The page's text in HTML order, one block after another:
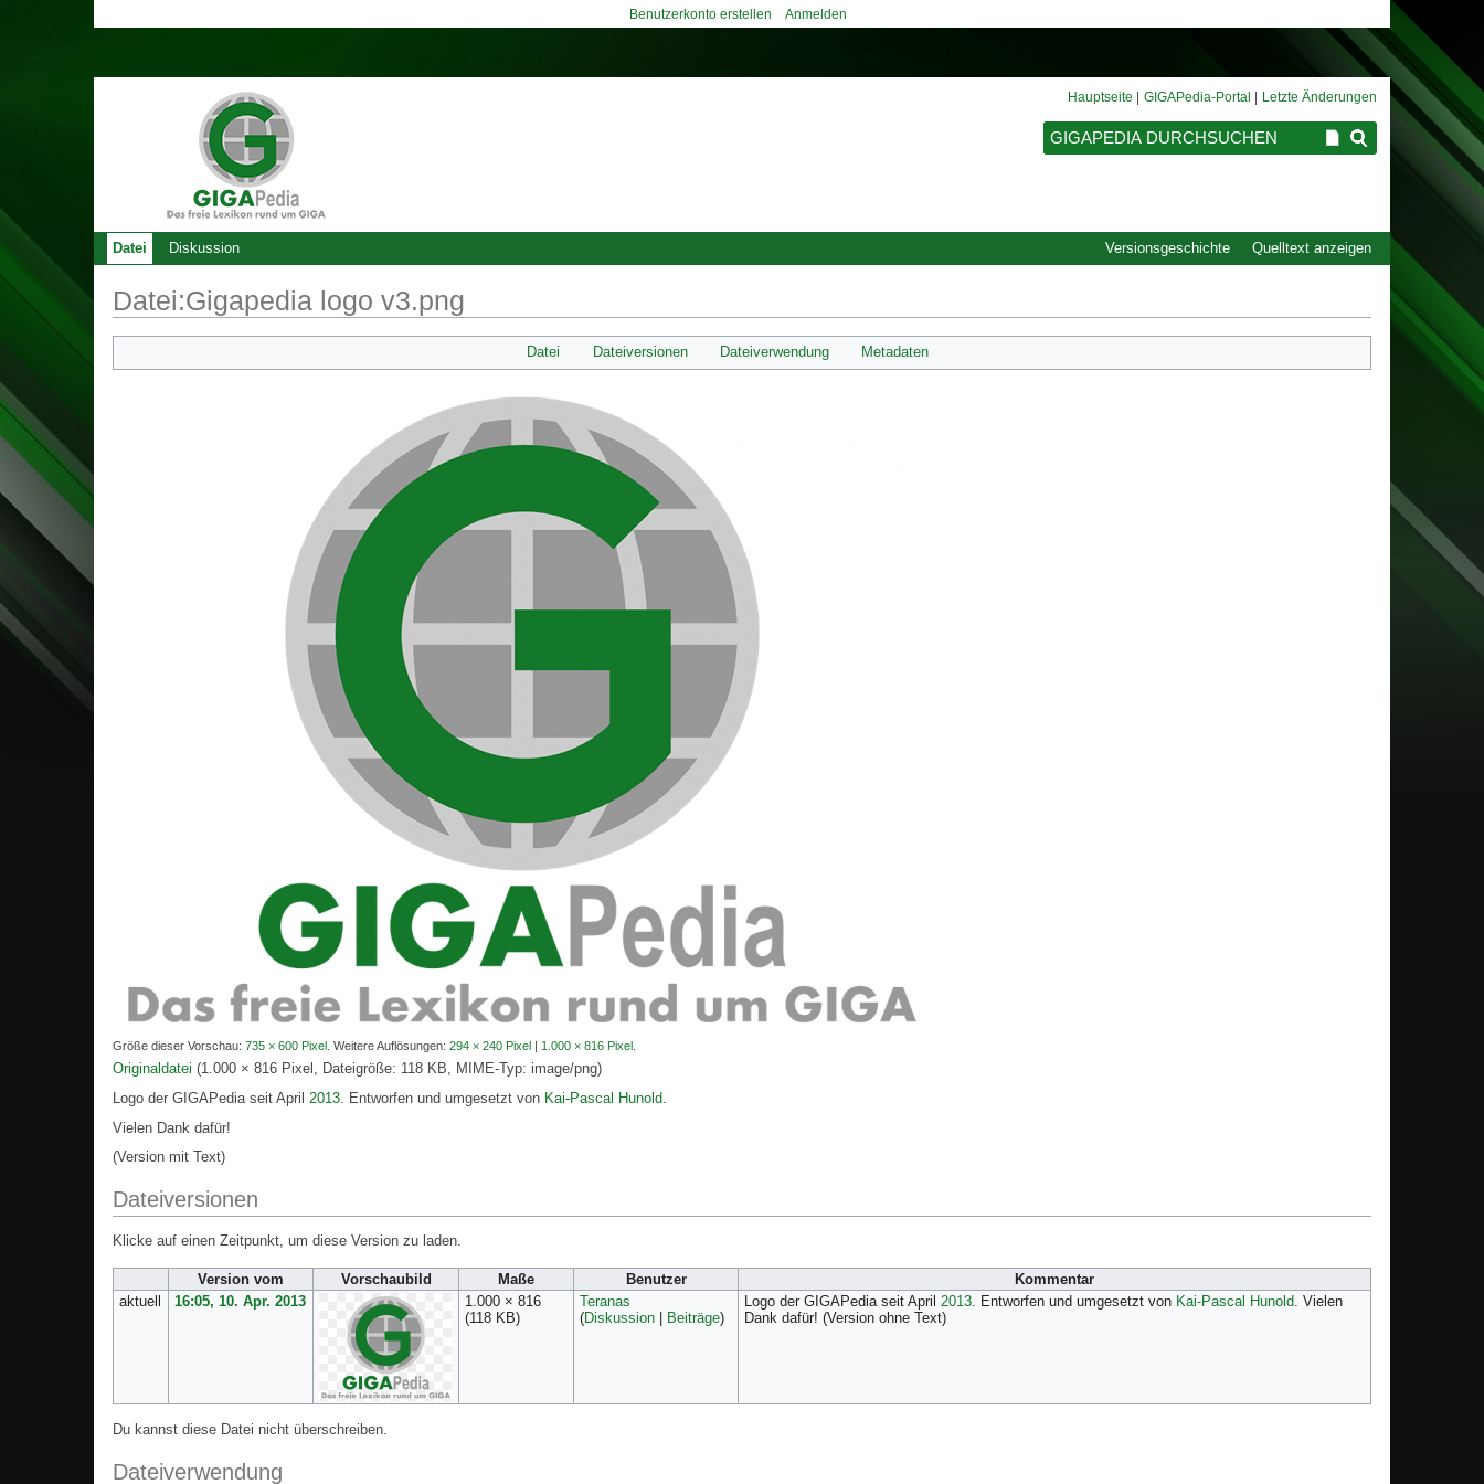
Datei:Gigapedia logo v3.png
Datei Dateiversionen Dateiverwendung Metadaten
Größe dieser Vorschau: 735 × 600 Pixel Weitere Auflösungen: 294 × 240 Pixel | 1.000 × 816 Pixel
Originaldatei (1.000 × 816 Pixel, Dateigröße: 118 KB, MIME-Typ: image/png)
Logo der GIGAPedia seit April 2013 . Entworfen und umgesetzt von Kai-Pascal Hunold
Vielen Dank dafür!
(Version mit Text)
Dateiversionen
Klicke auf einen Zeitpunkt, um diese Version zu laden.
Version vom Vorschaubild Maße Benutzer
Kommentar
aktuell
16:05, 10. Apr. 2013
1.000 × 816
(118 KB)
Teranas
(Diskussion | Beiträge)
Logo der GIGAPedia seit April 2013 . Entworfen und umgesetzt von Kai-Pascal Hunold . Vielen
Dank dafür! (Version ohne Text)
Du kannst diese Datei nicht überschreiben.
Dateiverwendung
Datei Diskussion Quelltext anzeigen
Versionsgeschichte
Benutzerkonto erstellen Anmelden
Hauptseite GIGAPedia-Portal Letzte Änderungen